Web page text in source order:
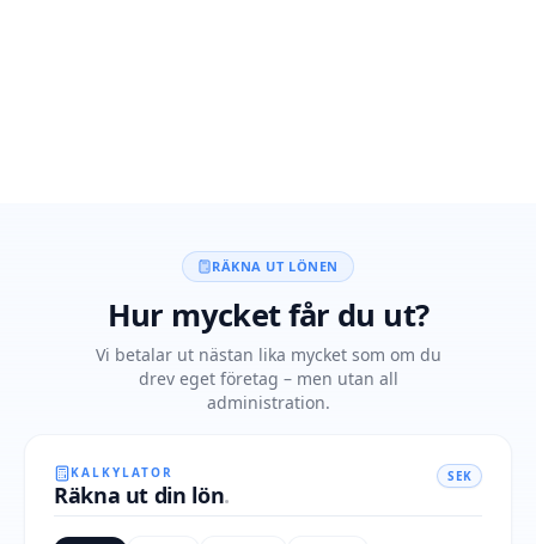
RÄKNA UT LÖNEN
Hur mycket får du ut?
Vi betalar ut nästan lika mycket som om du
drev eget företag – men utan all
administration.
KALKYLATOR
Räkna ut din lön.
SEK